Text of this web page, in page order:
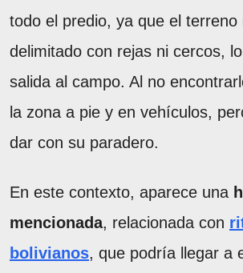
todo el predio, ya que el terreno
delimitado con rejas ni cercos,
salida al campo. Al no
la zona a pie y en vehículos,
dar con su paradero.
En este contexto, aparece una
mencionada, relacionada con
bolivianos, que podría llegar a